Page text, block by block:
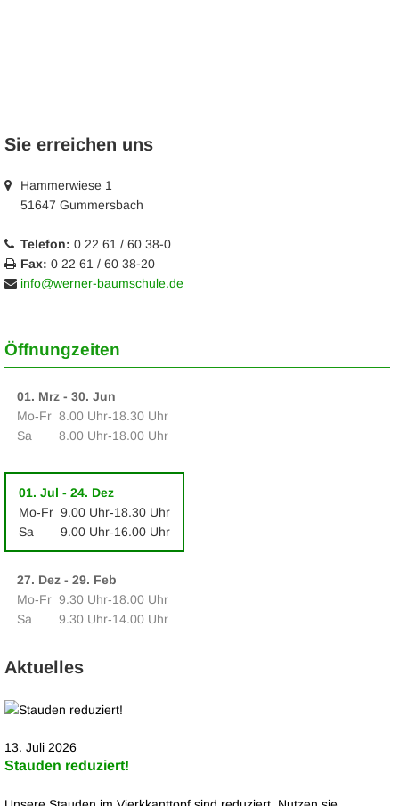
Sie erreichen uns
Hammerwiese 1
51647 Gummersbach
Telefon: 0 22 61 / 60 38-0
Fax: 0 22 61 / 60 38-20
info@werner-baumschule.de
Öffnungzeiten
01. Mrz - 30. Jun
Mo‑Fr 8.00 Uhr‑18.30 Uhr
Sa
8.00 Uhr‑18.00 Uhr
01. Jul - 24. Dez
Mo‑Fr 9.00 Uhr‑18.30 Uhr
Sa
9.00 Uhr‑16.00 Uhr
27. Dez - 29. Feb
Mo‑Fr 9.30 Uhr‑18.00 Uhr
Sa
9.30 Uhr‑14.00 Uhr
Aktuelles
13. Juli 2026
Stauden reduziert!